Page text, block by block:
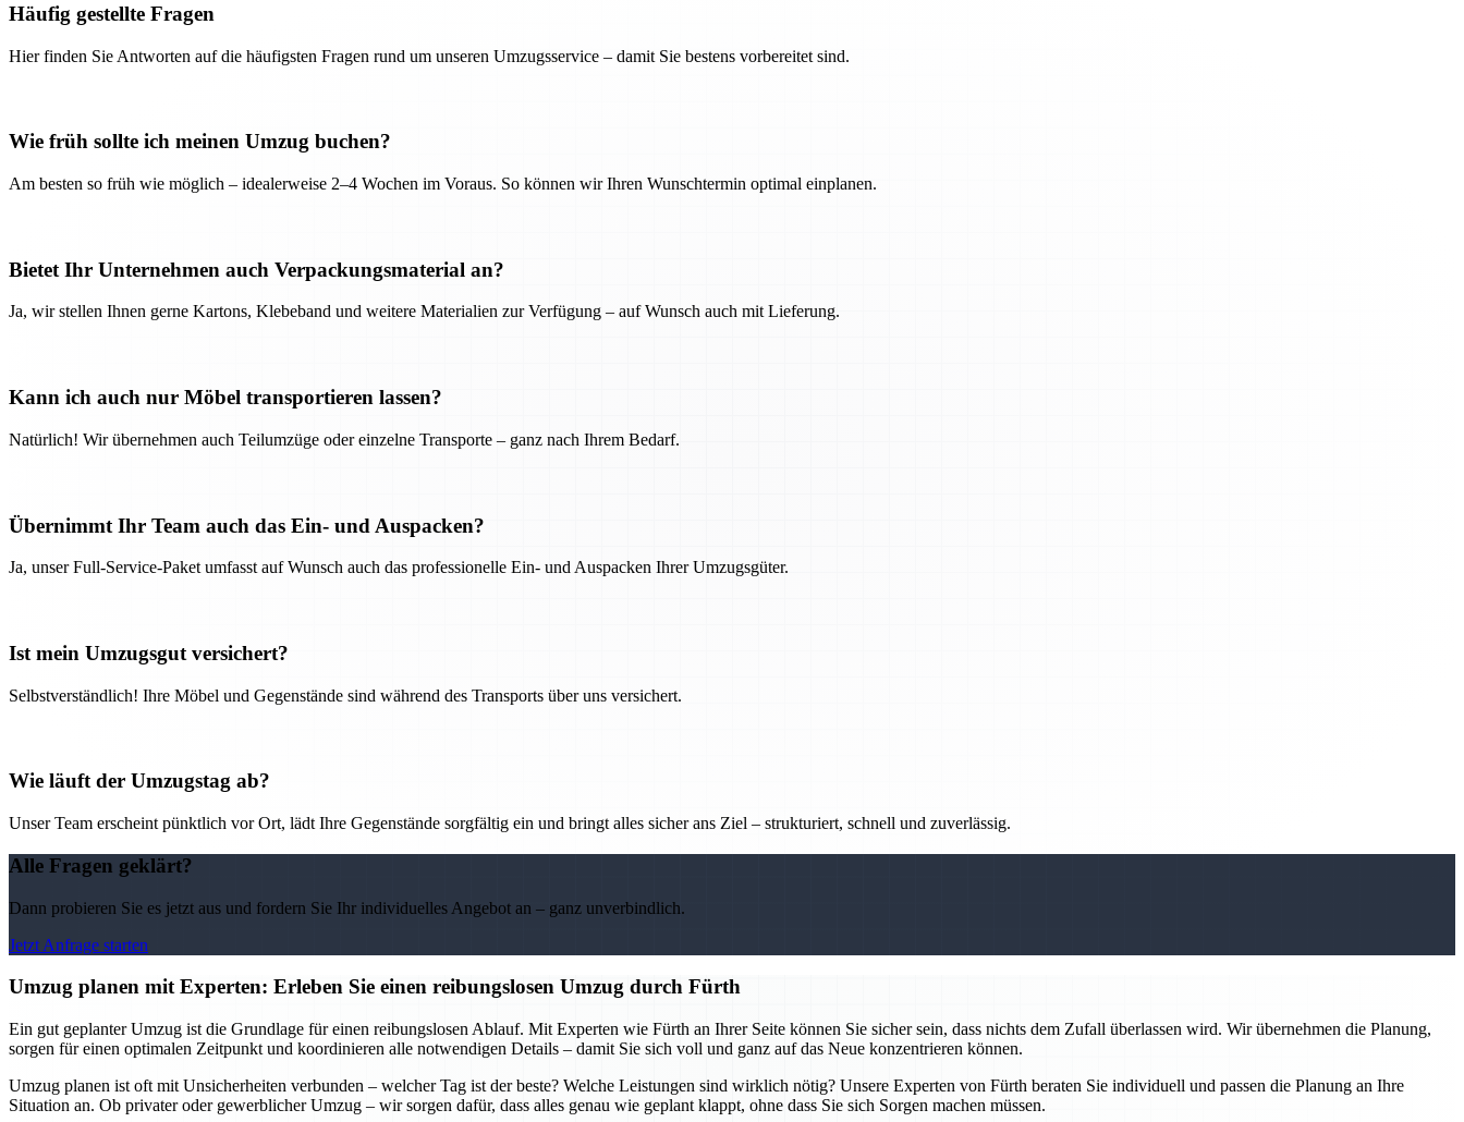
Häufig gestellte Fragen
Hier finden Sie Antworten auf die häufigsten Fragen rund um unseren Umzugsservice – damit Sie bestens vorbereitet sind.
Wie früh sollte ich meinen Umzug buchen?
Am besten so früh wie möglich – idealerweise 2–4 Wochen im Voraus. So können wir Ihren Wunschtermin optimal einplanen.
Bietet Ihr Unternehmen auch Verpackungsmaterial an?
Ja, wir stellen Ihnen gerne Kartons, Klebeband und weitere Materialien zur Verfügung – auf Wunsch auch mit Lieferung.
Kann ich auch nur Möbel transportieren lassen?
Natürlich! Wir übernehmen auch Teilumzüge oder einzelne Transporte – ganz nach Ihrem Bedarf.
Übernimmt Ihr Team auch das Ein- und Auspacken?
Ja, unser Full-Service-Paket umfasst auf Wunsch auch das professionelle Ein- und Auspacken Ihrer Umzugsgüter.
Ist mein Umzugsgut versichert?
Selbstverständlich! Ihre Möbel und Gegenstände sind während des Transports über uns versichert.
Wie läuft der Umzugstag ab?
Unser Team erscheint pünktlich vor Ort, lädt Ihre Gegenstände sorgfältig ein und bringt alles sicher ans Ziel – strukturiert, schnell und zuverlässig.
Alle Fragen geklärt?
Dann probieren Sie es jetzt aus und fordern Sie Ihr individuelles Angebot an – ganz unverbindlich.
Jetzt Anfrage starten
Umzug planen mit Experten: Erleben Sie einen reibungslosen Umzug durch Fürth
Ein gut geplanter Umzug ist die Grundlage für einen reibungslosen Ablauf. Mit Experten wie Fürth an Ihrer Seite können Sie sicher sein, dass nichts dem Zufall überlassen wird. Wir übernehmen die Planung,
sorgen für einen optimalen Zeitpunkt und koordinieren alle notwendigen Details – damit Sie sich voll und ganz auf das Neue konzentrieren können.
Umzug planen ist oft mit Unsicherheiten verbunden – welcher Tag ist der beste? Welche Leistungen sind wirklich nötig? Unsere Experten von Fürth beraten Sie individuell und passen die Planung an Ihre
Situation an. Ob privater oder gewerblicher Umzug – wir sorgen dafür, dass alles genau wie geplant klappt, ohne dass Sie sich Sorgen machen müssen.